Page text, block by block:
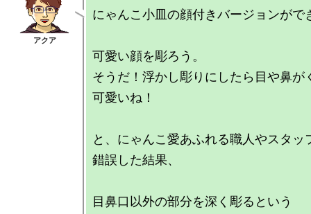
にゃんこ小皿の顔付きバージョンがで
可愛い顔を彫ろう。
そうだ！浮かし彫りにしたら目や鼻が
可愛いね！
と、にゃんこ愛あふれる職人やスタッ
錯誤した結果、
目鼻口以外の部分を深く彫るという